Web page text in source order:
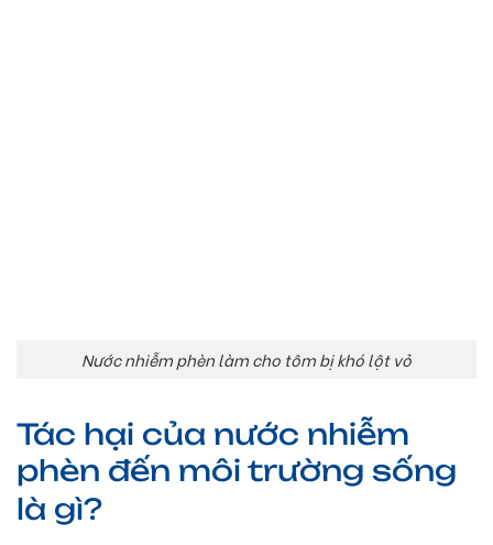
Nước nhiễm phèn làm cho tôm bị khó lột vỏ
Tác hại của nước nhiễm
phèn đến môi trường sống
là gì?